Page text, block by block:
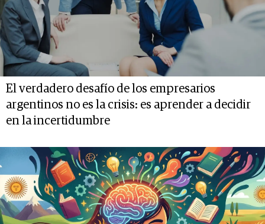
El verdadero desafío de los empresarios
argentinos no es la crisis: es aprender a decidir
en la incertidumbre